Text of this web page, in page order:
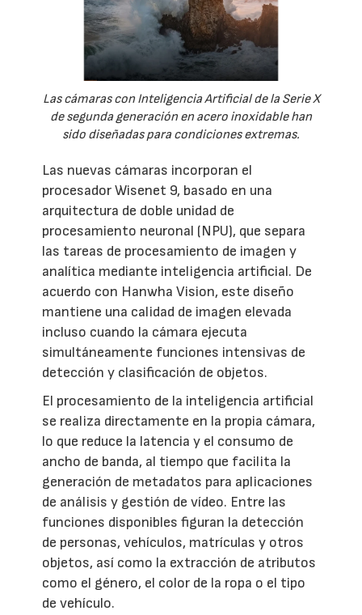
Las cámaras con Inteligencia Artificial de la Serie X
de segunda generación en acero inoxidable han
sido diseñadas para condiciones extremas.
Las nuevas cámaras incorporan el
procesador Wisenet 9, basado en una
arquitectura de doble unidad de
procesamiento neuronal (NPU), que separa
las tareas de procesamiento de imagen y
analítica mediante inteligencia artificial. De
acuerdo con Hanwha Vision, este diseño
mantiene una calidad de imagen elevada
incluso cuando la cámara ejecuta
simultáneamente funciones intensivas de
detección y clasificación de objetos.
El procesamiento de la inteligencia artificial
se realiza directamente en la propia cámara,
lo que reduce la latencia y el consumo de
ancho de banda, al tiempo que facilita la
generación de metadatos para aplicaciones
de análisis y gestión de vídeo. Entre las
funciones disponibles figuran la detección
de personas, vehículos, matrículas y otros
objetos, así como la extracción de atributos
como el género, el color de la ropa o el tipo
de vehículo.